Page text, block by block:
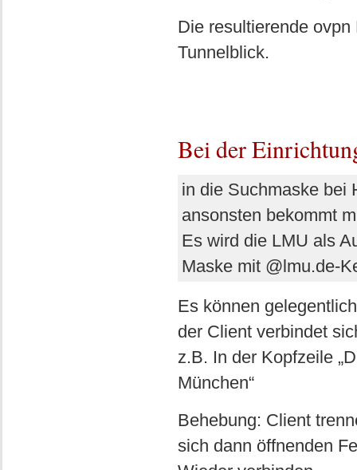
Die resultierende
Tunnelblick.
Bei der
in die Suchmaske bei
ansonsten bekommt
Es wird die LMU als
Maske mit @lmu.de-
Es können
der Client verbindet
z.B. In der Kopfzeile
München“
Behebung: Client
sich dann öffnenden